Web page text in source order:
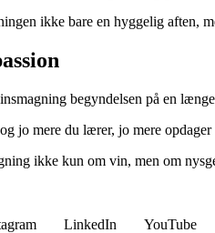
ikke bare en hyggelig aften,
begyndelsen på en
jo mere du lærer, jo mere
ikke kun om vin, men om
LinkedIn YouTube